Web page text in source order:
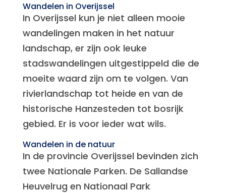
Wandelen in Overijssel
In Overijssel kun je niet alleen mooie
wandelingen maken in het natuur
landschap, er zijn ook leuke
stadswandelingen uitgestippeld die de
moeite waard zijn om te volgen. Van
rivierlandschap tot heide en van de
historische Hanzesteden tot bosrijk
gebied. Er is voor ieder wat wils.
Wandelen in de natuur
In de provincie Overijssel bevinden zich
twee Nationale Parken. De Sallandse
Heuvelrug en Nationaal Park